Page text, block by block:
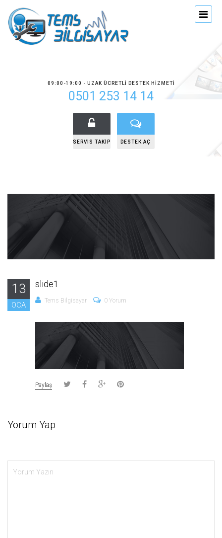
09:00-19:00 - UZAK ÜCRETLI DESTEK HIZMETI
0501 253 14 14
SERVIS TAKIP DESTEK AÇ
13
OCA
slide1
Tems Bilgisayar 0 Yorum
Paylaş
Yorum Yap